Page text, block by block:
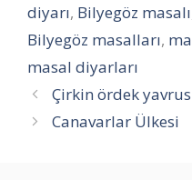
diyarı, Bilyegöz masalı
Bilyegöz masalları,
masal diyarları
Çirkin ördek
Canavarlar Ülkesi